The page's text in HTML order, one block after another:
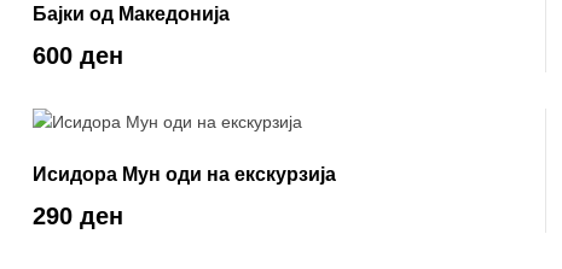
Бајки од Македонија
600 ден
Исидора Мун оди на екскурзија
290 ден